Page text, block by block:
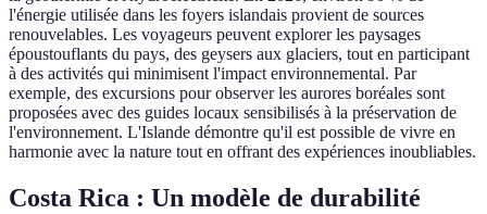
l'énergie utilisée dans les foyers islandais provient de sources
renouvelables. Les voyageurs peuvent explorer les paysages
époustouflants du pays, des geysers aux glaciers, tout en participant
à des activités qui minimisent l'impact environnemental. Par
exemple, des excursions pour observer les aurores boréales sont
proposées avec des guides locaux sensibilisés à la préservation de
l'environnement. L'Islande démontre qu'il est possible de vivre en
harmonie avec la nature tout en offrant des expériences inoubliables.
Costa Rica : Un modèle de durabilité